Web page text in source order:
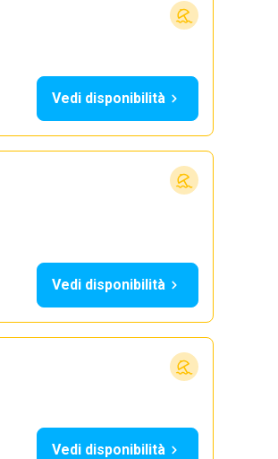
Vedi disponibilità
Vedi disponibilità
Vedi disponibilità